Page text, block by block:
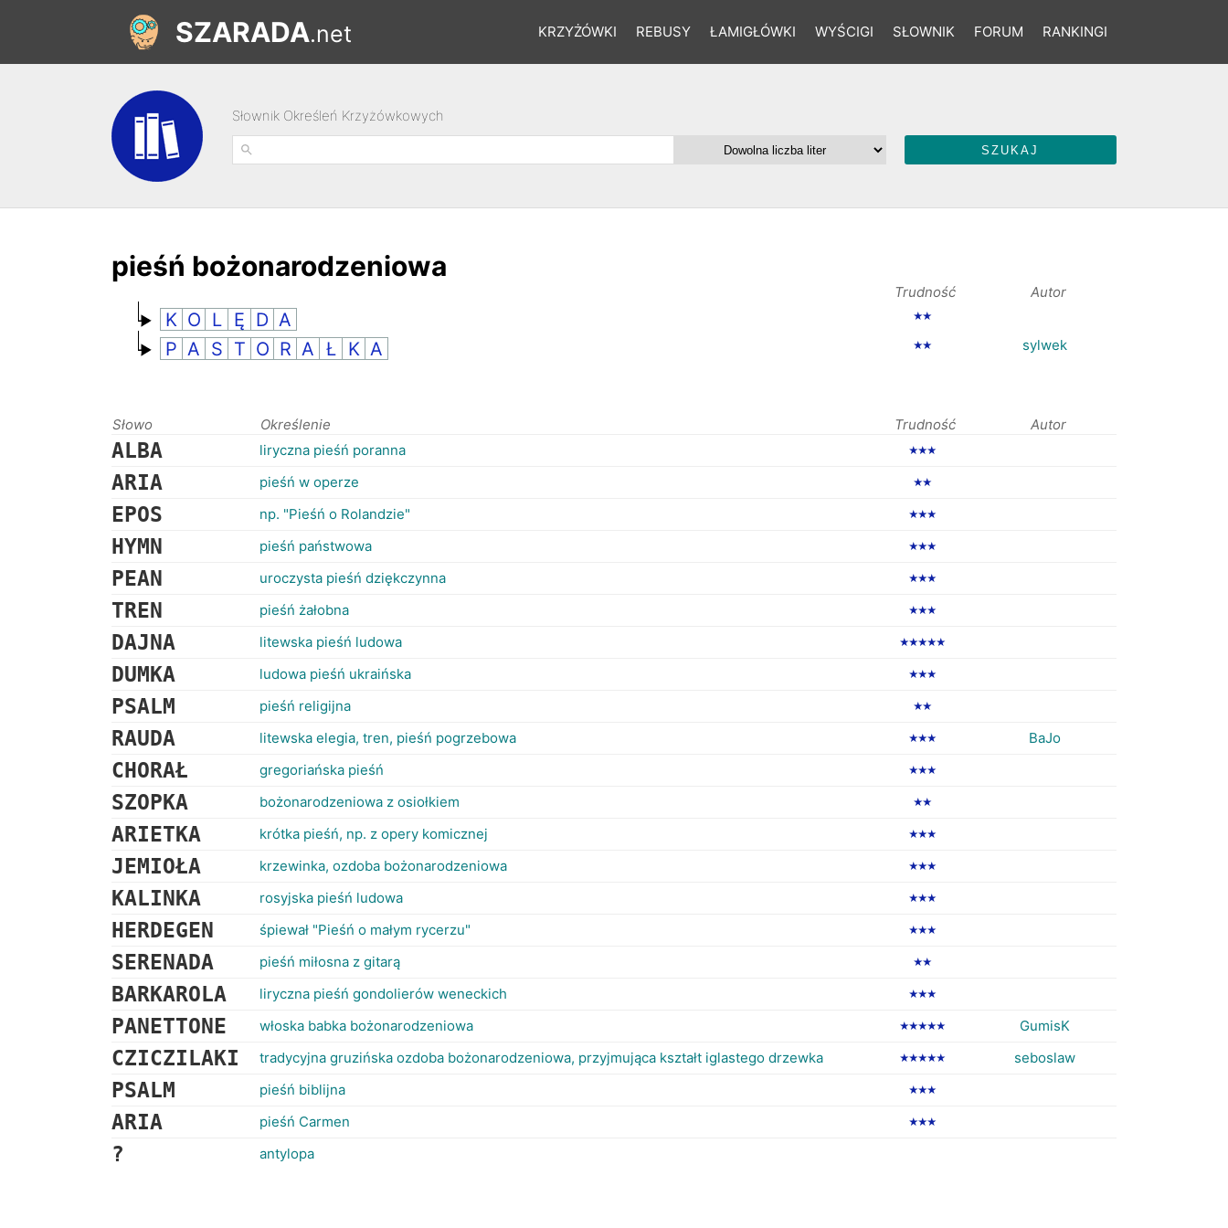
KRZYŻÓWKI REBUSY ŁAMIGŁÓWKI WYŚCIGI SŁOWNIK FORUM RANKINGI
SZARADA.net
Słownik Określeń Krzyżówkowych
pieśń bożonarodzeniowa
Trudność Autor
K O L Ę D A ★★
P A S T O R A Ł K A ★★ sylwek
Słowo Określenie Trudność Autor
ALBA liryczna pieśń poranna ★★★
ARIA pieśń w operze ★★
EPOS np. "Pieśń o Rolandzie" ★★★
HYMN pieśń państwowa ★★★
PEAN uroczysta pieśń dziękczynna ★★★
TREN pieśń żałobna ★★★
DAJNA litewska pieśń ludowa ★★★★★
DUMKA ludowa pieśń ukraińska ★★★
PSALM pieśń religijna ★★
RAUDA litewska elegia, tren, pieśń pogrzebowa ★★★ BaJo
CHORAŁ gregoriańska pieśń ★★★
SZOPKA bożonarodzeniowa z osiołkiem ★★
ARIETKA krótka pieśń, np. z opery komicznej ★★★
JEMIOŁA krzewinka, ozdoba bożonarodzeniowa ★★★
KALINKA rosyjska pieśń ludowa ★★★
HERDEGEN śpiewał "Pieśń o małym rycerzu" ★★★
SERENADA pieśń miłosna z gitarą ★★
BARKAROLA liryczna pieśń gondolierów weneckich ★★★
PANETTONE włoska babka bożonarodzeniowa ★★★★★ GumisK
CZICZILAKI tradycyjna gruzińska ozdoba bożonarodzeniowa, przyjmująca kształt iglastego drzewka ★★★★★ seboslaw
PSALM pieśń biblijna ★★★
ARIA pieśń Carmen ★★★
? antylopa